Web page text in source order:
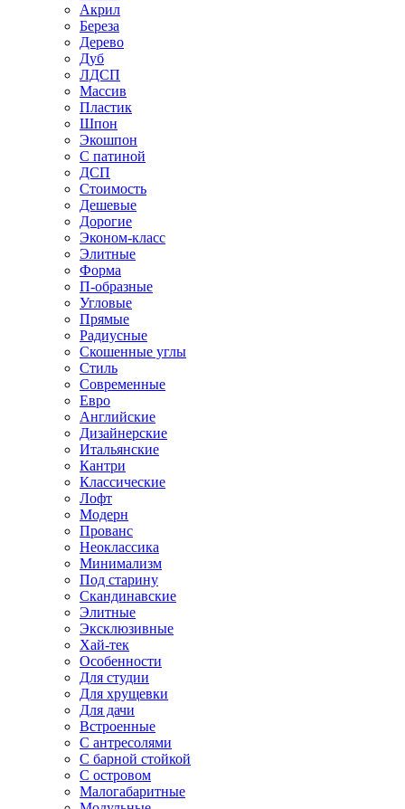
Акрил
Береза
Дерево
Дуб
ЛДСП
Массив
Пластик
Шпон
Экошпон
С патиной
ДСП
Стоимость
Дешевые
Дорогие
Эконом-класс
Элитные
Форма
П-образные
Угловые
Прямые
Радиусные
Скошенные углы
Стиль
Современные
Евро
Английские
Дизайнерские
Итальянские
Кантри
Классические
Лофт
Модерн
Прованс
Неоклассика
Минимализм
Под старину
Скандинавские
Элитные
Эксклюзивные
Хай-тек
Особенности
Для студии
Для хрущевки
Для дачи
Встроенные
С антресолями
С барной стойкой
С островом
Малогабаритные